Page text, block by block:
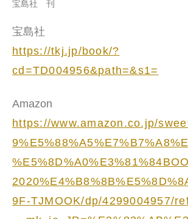
宝島社 刊
宝島社
https://tkj.jp/book/?
cd=TD004956&path=&s1=
Amazon
https://www.amazon.co.jp/
9F-TJMOOK/dp/4299004957/